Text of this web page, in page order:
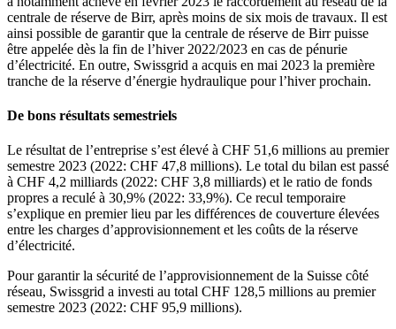
centrale de réserve de Birr, après moins de six mois de travaux. Il est
ainsi possible de garantir que la centrale de réserve de Birr puisse
être appelée dès la fin de l’hiver 2022/2023 en cas de pénurie
d’électricité. En outre, Swissgrid a acquis en mai 2023 la première
tranche de la réserve d’énergie hydraulique pour l’hiver prochain.
De bons résultats semestriels
Le résultat de l’entreprise s’est élevé à CHF 51,6 millions au premier
semestre 2023 (2022: CHF 47,8 millions). Le total du bilan est passé
à CHF 4,2 milliards (2022: CHF 3,8 milliards) et le ratio de fonds
propres a reculé à 30,9% (2022: 33,9%). Ce recul temporaire
s’explique en premier lieu par les différences de couverture élevées
entre les charges d’approvisionnement et les coûts de la réserve
d’électricité.
Pour garantir la sécurité de l’approvisionnement de la Suisse côté
réseau, Swissgrid a investi au total CHF 128,5 millions au premier
semestre 2023 (2022: CHF 95,9 millions).